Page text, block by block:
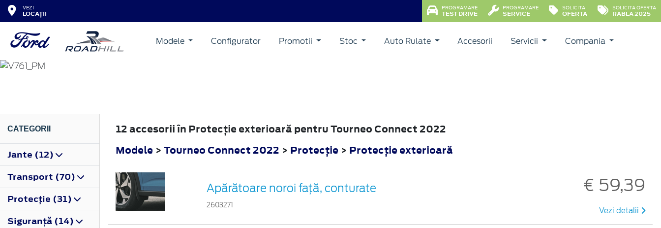
VEZI
LOCAȚII
PROGRAMARE
TEST DRIVE
PROGRAMARE
SERVICE
SOLICITA
OFERTA
SOLICITA OFERTA
RABLA 2025
Modele Configurator Promotii Stoc Auto Rulate Accesorii Servicii Compania
TOURNEO CONNECT
CATEGORII
Jante (12)
Transport (70)
Protecţie (31)
Siguranţă (14)
12 accesorii în Protecţie exterioară pentru Tourneo Connect 2022
Modele > Tourneo Connect 2022 > Protecţie > Protecţie exterioară
Apărătoare noroi față, conturate
2603271
€ 59,39
Vezi detalii